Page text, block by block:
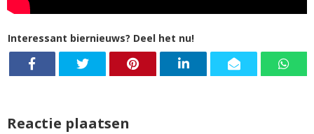
Interessant biernieuws? Deel het nu!
Reactie plaatsen